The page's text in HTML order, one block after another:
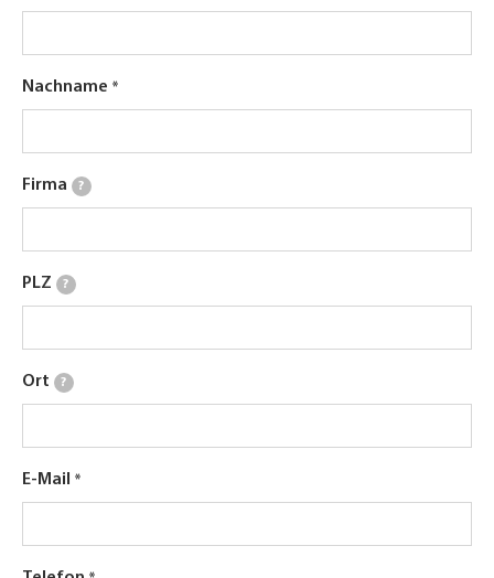
Nachname
Firma ?
PLZ ?
Ort ?
E-Mail